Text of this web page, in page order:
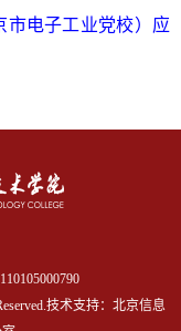
市电子工业党校）应
技术支持：北京信息